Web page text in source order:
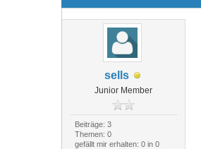
sells
Junior Member
Beiträge: 3
Themen: 0
gefällt mir erhalten: 0 in 0